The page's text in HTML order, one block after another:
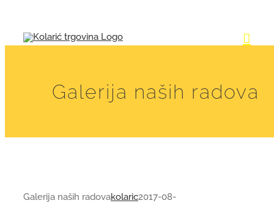
Galerija naših radova
Galerija naših radovakolaric2017-08-